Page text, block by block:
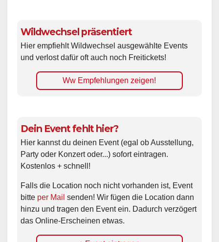
Wildwechsel präsentiert
Hier empfiehlt Wildwechsel ausgewählte Events
und verlost dafür oft auch noch Freitickets!
Ww Empfehlungen zeigen!
Dein Event fehlt hier?
Hier kannst du deinen Event (egal ob Ausstellung,
Party oder Konzert oder...) sofort eintragen.
Kostenlos + schnell!
Falls die Location noch nicht vorhanden ist, Event
bitte per Mail senden! Wir fügen die Location dann
hinzu und tragen den Event ein. Dadurch verzögert
das Online-Erscheinen etwas.